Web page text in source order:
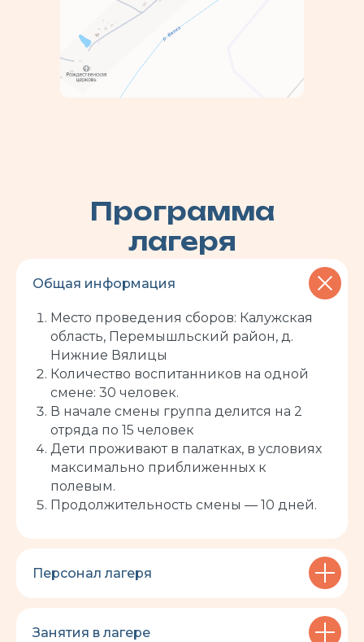
Программа
лагеря
Общая информация
Место проведения сборов: Калужская
область, Перемышльский район, д.
Нижние Вялицы
Количество воспитанников на одной
смене: 30 человек.
В начале смены группа делится на 2
отряда по 15 человек
Дети проживают в палатках, в условиях
максимально приближенных к
полевым.
Продолжительность смены — 10 дней.
Персонал лагеря
Занятия в лагере